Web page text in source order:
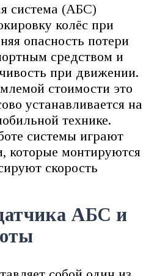
система (АБС)
колёс при
опасность потери
средством и
при движении.
стоимости это
устанавливается на
технике.
системы играют
которые монтируются
скорость
АБС и